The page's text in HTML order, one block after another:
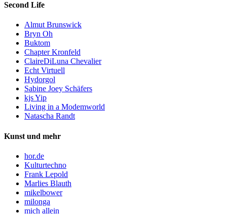
Second Life
Almut Brunswick
Bryn Oh
Buktom
Chapter Kronfeld
ClaireDiLuna Chevalier
Echt Virtuell
Hydorgol
Sabine Joey Schäfers
kjs Yip
Living in a Modemworld
Natascha Randt
Kunst und mehr
hor.de
Kulturtechno
Frank Lepold
Marlies Blauth
mikelbower
milonga
mich allein